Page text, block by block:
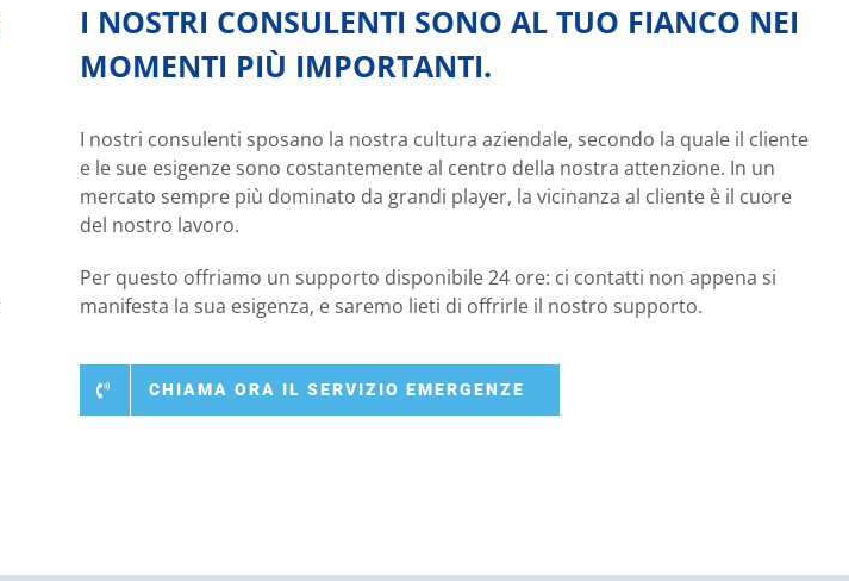
I NOSTRI CONSULENTI SONO AL TUO FIANCO NEI
MOMENTI PIÙ IMPORTANTI.
I nostri consulenti sposano la nostra cultura aziendale, secondo la quale il cliente
e le sue esigenze sono costantemente al centro della nostra attenzione. In un
mercato sempre più dominato da grandi player, la vicinanza al cliente è il cuore
del nostro lavoro.
Per questo offriamo un supporto disponibile 24 ore: ci contatti non appena si
manifesta la sua esigenza, e saremo lieti di offrirle il nostro supporto.
CHIAMA ORA IL SERVIZIO EMERGENZE